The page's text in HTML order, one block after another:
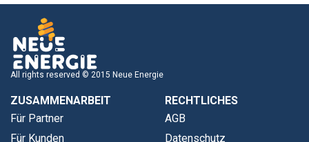
All rights reserved © 2015 Neue Energie
ZUSAMMENARBEIT
Für Partner
Für Kunden
RECHTLICHES
AGB
Datenschutz